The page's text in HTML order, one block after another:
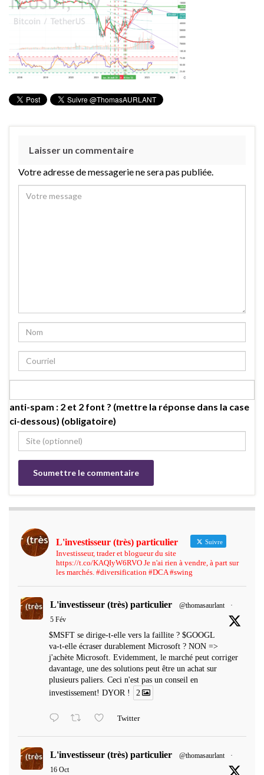
Laisser un commentaire
Votre adresse de messagerie ne sera pas publiée.
anti-spam : 2 et 2 font ? (mettre la réponse dans la case
ci-dessous) (obligatoire)
L'investisseur (très) particulier Suivre
Investisseur, trader et blogueur du site
https://t.co/KAQIyW6RVO Je n'ai rien à vendre, à part sur
les marchés. #diversification #DCA #swing
L'investisseur (très) particulier @thomasaurlant
·
5 Fév
$MSFT se dirige-t-elle vers la faillite ? $GOOGL
va-t-elle écraser durablement Microsoft ? NON =>
j'achète Microsoft. Evidemment, le marché peut corriger
davantage, une des solutions peut être un achat sur
plusieurs paliers. Ceci n'est pas un conseil en
investissement! DYOR !
2
Twitter
L'investisseur (très) particulier @thomasaurlant
·
16 Oct